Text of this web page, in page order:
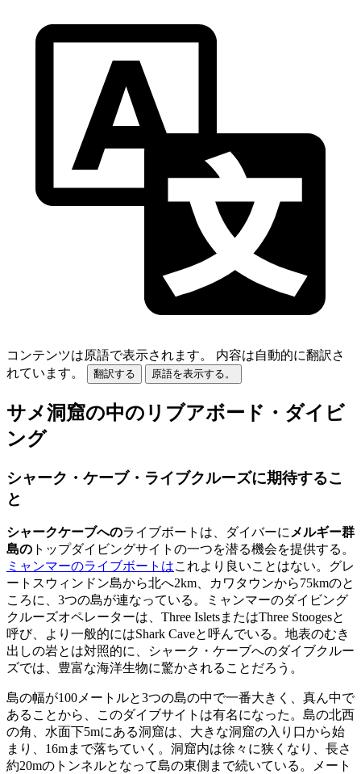
コンテンツは原語で表示されます。
内容は自動的に翻訳さ
れています。
翻訳する 原語を表示する。
サメ洞窟の中のリブアボード・ダイビ
ング
シャーク・ケーブ・ライブクルーズに期待するこ
と
シャークケーブへのライブボートは、ダイバーにメルギー群
島の トップダイビングサイトの一つを潜る機会を提供する。
ミャンマーのライブボートはこれより良いことはない。グレ
ートスウィンドン島から北へ2km、カワタウンから75kmのと
ころに、3つの島が連なっている。ミャンマーのダイビング
クルーズオペレーターは、Three IsletsまたはThree Stoogesと
呼び、より一般的にはShark Caveと呼んでいる。地表のむき
出しの岩とは対照的に、シャーク・ケーブへのダイブクルー
ズでは、豊富な海洋生物に驚かされることだろう。
島の幅が100メートルと3つの島の中で一番大きく、真ん中で
あることから、このダイブサイトは有名になった。島の北西
の角、水面下5mにある洞窟は、大きな洞窟の入り口から始
まり、16mまで落ちていく。洞窟内は徐々に狭くなり、長さ
約20mのトンネルとなって島の東側まで続いている。メート